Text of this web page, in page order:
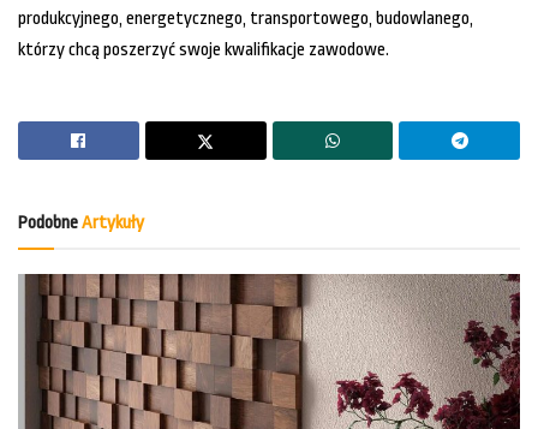
produkcyjnego, energetycznego, transportowego, budowlanego,
którzy chcą poszerzyć swoje kwalifikacje zawodowe.
PodobneArtykuły